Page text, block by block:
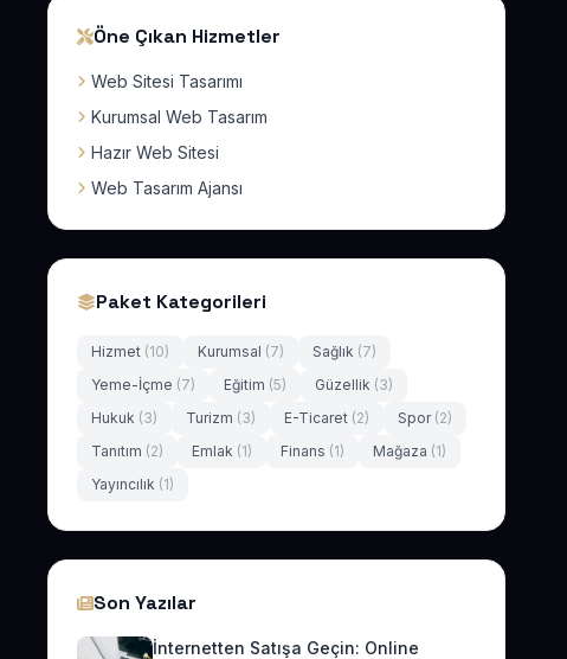
Öne Çıkan Hizmetler
Web Sitesi Tasarımı
Kurumsal Web Tasarım
Hazır Web Sitesi
Web Tasarım Ajansı
Paket Kategorileri
Hizmet (10) Kurumsal (7) Sağlık (7)
Yeme-İçme (7) Eğitim (5) Güzellik (3)
Hukuk (3) Turizm (3) E-Ticaret (2) Spor (2)
Tanıtım (2) Emlak (1) Finans (1) Mağaza (1)
Yayıncılık (1)
Son Yazılar
İnternetten Satışa Geçin: Online